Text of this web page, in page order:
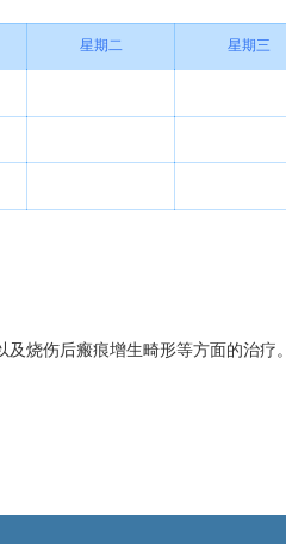
星期二 星期三
烧伤后瘢痕增生畸形等方面的治疗。